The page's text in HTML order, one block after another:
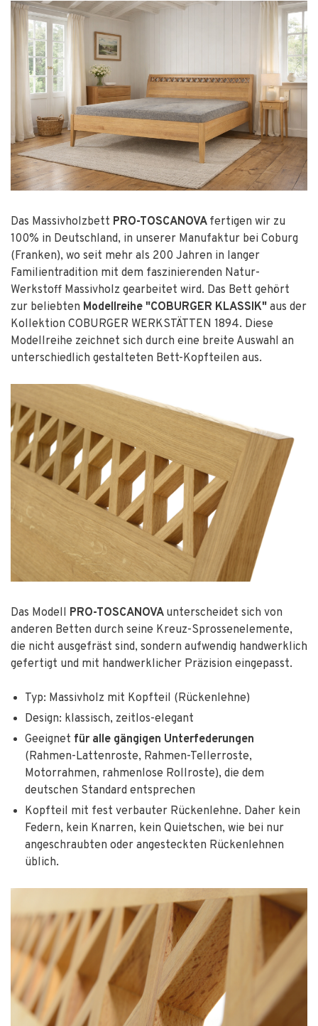
Das Massivholzbett PRO-TOSCANOVA fertigen wir zu
100% in Deutschland, in unserer Manufaktur bei Coburg
(Franken), wo seit mehr als 200 Jahren in langer
Familientradition mit dem faszinierenden Natur-
Werkstoff Massivholz gearbeitet wird. Das Bett gehört
zur beliebten Modellreihe "COBURGER KLASSIK" aus der
Kollektion COBURGER WERKSTÄTTEN 1894. Diese
Modellreihe zeichnet sich durch eine breite Auswahl an
unterschiedlich gestalteten Bett-Kopfteilen aus.
Das Modell PRO-TOSCANOVA unterscheidet sich von
anderen Betten durch seine Kreuz-Sprossenelemente,
die nicht ausgefräst sind, sondern aufwendig handwerklich
gefertigt und mit handwerklicher Präzision eingepasst.
Typ: Massivholz mit Kopfteil (Rückenlehne)
Design: klassisch, zeitlos-elegant
Geeignet für alle gängigen Unterfederungen
(Rahmen-Lattenroste, Rahmen-Tellerroste,
Motorrahmen, rahmenlose Rollroste), die dem
deutschen Standard entsprechen
Kopfteil mit fest verbauter Rückenlehne. Daher kein
Federn, kein Knarren, kein Quietschen, wie bei nur
angeschraubten oder angesteckten Rückenlehnen
üblich.